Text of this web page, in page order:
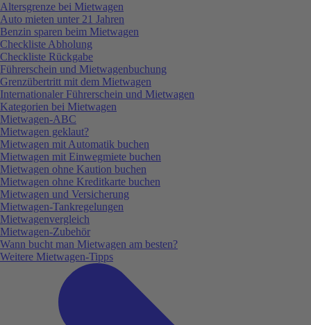
Altersgrenze bei Mietwagen
Auto mieten unter 21 Jahren
Benzin sparen beim Mietwagen
Checkliste Abholung
Checkliste Rückgabe
Führerschein und Mietwagenbuchung
Grenzübertritt mit dem Mietwagen
Internationaler Führerschein und Mietwagen
Kategorien bei Mietwagen
Mietwagen-ABC
Mietwagen geklaut?
Mietwagen mit Automatik buchen
Mietwagen mit Einwegmiete buchen
Mietwagen ohne Kaution buchen
Mietwagen ohne Kreditkarte buchen
Mietwagen und Versicherung
Mietwagen-Tankregelungen
Mietwagenvergleich
Mietwagen-Zubehör
Wann bucht man Mietwagen am besten?
Weitere Mietwagen-Tipps